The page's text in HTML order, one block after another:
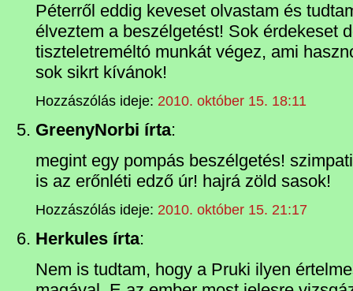
Péterről eddig keveset olvastam és
élveztem a beszélgetést! Sok érdekeset
tiszteletreméltó munkát végez, ami
sok sikrt kívánok!
Hozzászólás ideje: 2010. október 15. 18:11
GreenyNorbi írta:
megint egy pompás beszélgetés!
is az erőnléti edző úr! hajrá zöld sasok!
Hozzászólás ideje: 2010. október 15. 21:17
Herkules írta:
Nem is tudtam, hogy a Pruki ilyen